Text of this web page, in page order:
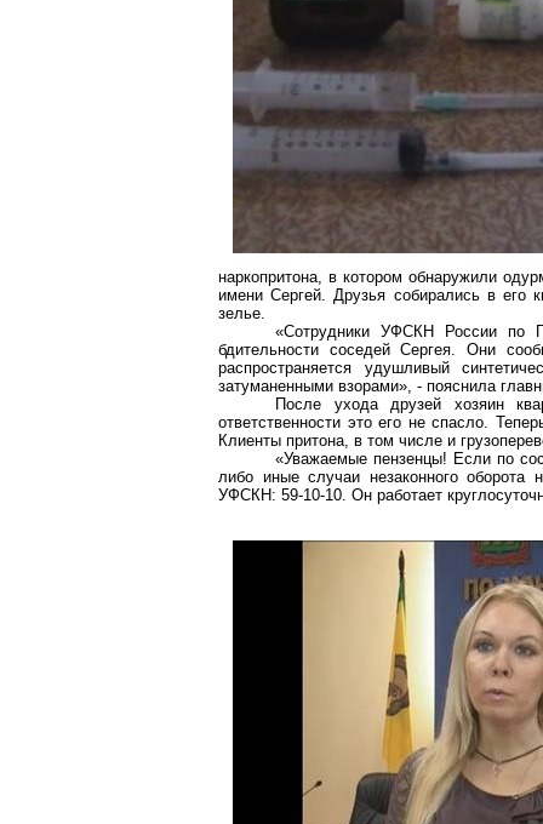
наркопритона, в котором обнаружили
имени Сергей. Друзья собирались в его
зелье.
«Сотрудники УФСКН России по
бдительности соседей Сергея. Они
распространяется удушливый
затуманенными взорами», - пояснила
После ухода друзей хозяин
ответственности это его не спасло.
Клиенты притона, в том числе и
«Уважаемыепензенцы! Если по
либо иные случаи незаконного
УФСКН: 59-10-10. Он работает